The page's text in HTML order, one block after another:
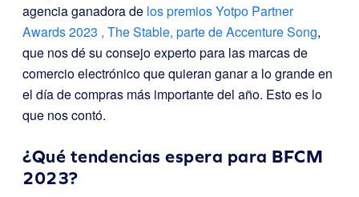
agencia ganadora de los premios Yotpo Partner
Awards 2023 , The Stable, parte de Accenture Song,
que nos dé su consejo experto para las marcas de
comercio electrónico que quieran ganar a lo grande en
el día de compras más importante del año. Esto es lo
que nos contó.
¿Qué tendencias espera para BFCM
2023?